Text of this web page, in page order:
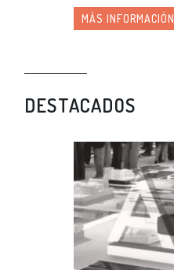
MÁS INFORMACIÓN
DESTACADOS